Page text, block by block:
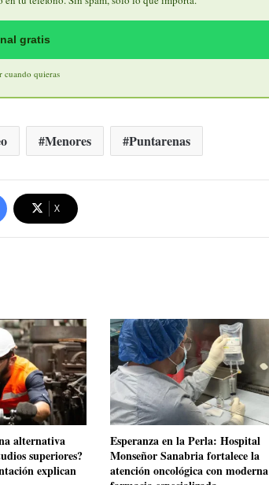
gratis
cuando quieras
Menores Puntarenas
X
alternativa
superiores?
explican
​Esperanza en la Perla: Hospital
Monseñor Sanabria fortalece la
atención oncológica con moderna